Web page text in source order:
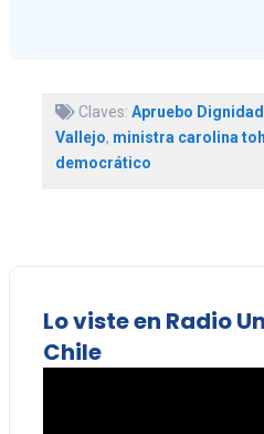
Claves: Apruebo Dignidad
Vallejo, ministra carolina
democrático
Lo viste en Radio
Chile